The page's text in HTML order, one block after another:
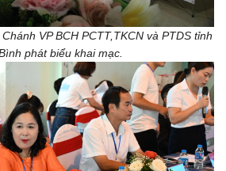
VP BCH PCTT,TKCN và PTDS tỉnh
phát biểu khai mạc.